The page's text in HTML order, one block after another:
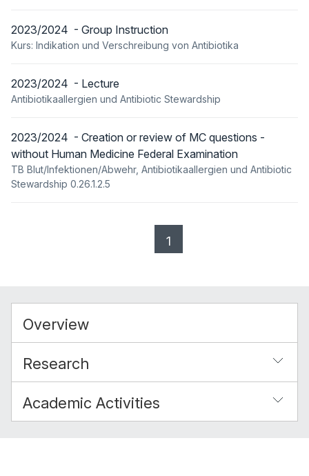
2023/2024 - Group Instruction
Kurs: Indikation und Verschreibung von Antibiotika
2023/2024 - Lecture
Antibiotikaallergien und Antibiotic Stewardship
2023/2024 - Creation or review of MC questions -
without Human Medicine Federal Examination
TB Blut/Infektionen/Abwehr, Antibiotikaallergien und Antibiotic
Stewardship 0.26.1.2.5
1
Overview
Research
Academic Activities